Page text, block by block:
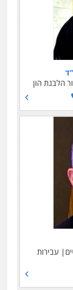
הלבנת הון
עבירות